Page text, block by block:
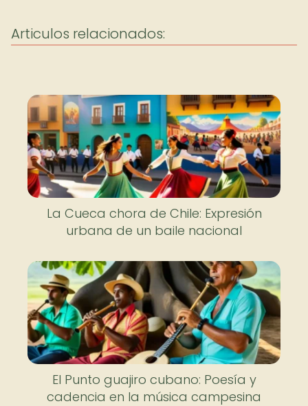
Articulos relacionados:
La Cueca chora de Chile: Expresión
urbana de un baile nacional
El Punto guajiro cubano: Poesía y
cadencia en la música campesina